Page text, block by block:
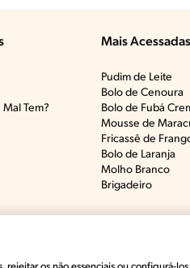
Tem?​
Mais Acessadas
Pudim de Leite
Bolo de Cenoura
Bolo de Fubá
Mousse de
Fricassê de
Bolo de Laranja
Molho Branco
Brigadeiro
des Produits Nestlé, S.A. Vevey